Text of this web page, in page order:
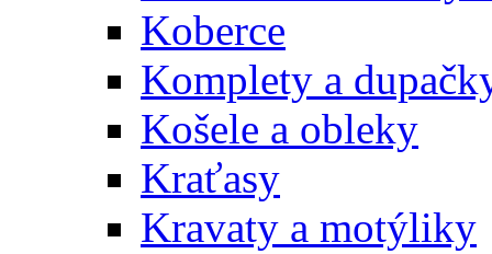
Koberce
Komplety a
Košele a obleky
Kraťasy
Kravaty a motýliky